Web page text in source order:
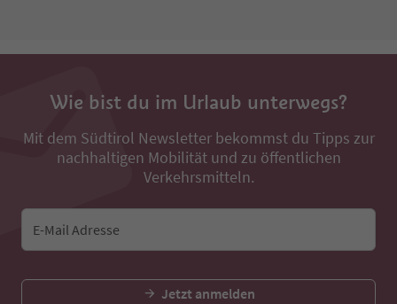
Wie bist du im Urlaub unterwegs?
Mit dem Südtirol Newsletter bekommst du Tipps zur
nachhaltigen Mobilität und zu öffentlichen
Verkehrsmitteln.
E-Mail Adresse
Jetzt anmelden